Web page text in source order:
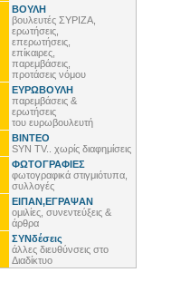
ΒΟΥΛΗ
βουλευτές ΣΥΡΙΖΑ,
ερωτήσεις,
επερωτήσεις,
επίκαιρες,
παρεμβάσεις,
προτάσεις νόμου
ΕΥΡΩΒΟΥΛΗ
παρεμβάσεις &
ερωτήσεις
του ευρωβουλευτή
ΒΙΝΤΕΟ
SYN TV.. χωρίς διαφημίσεις
ΦΩΤΟΓΡΑΦΙΕΣ
φωτογραφικά στιγμιότυπα,
συλλογές
ΕΙΠΑΝ,ΕΓΡΑΨΑΝ
ομιλίες, συνεντεύξεις &
άρθρα
ΣΥΝδέσεις
άλλες διευθύνσεις στο
Διαδίκτυο